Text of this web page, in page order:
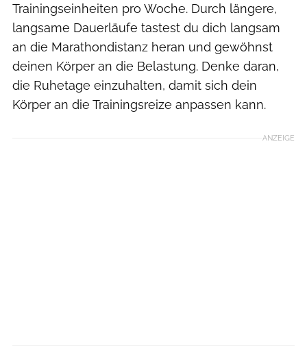
Trainingseinheiten pro Woche. Durch längere,
langsame Dauerläufe tastest du dich langsam
an die Marathondistanz heran und gewöhnst
deinen Körper an die Belastung. Denke daran,
die Ruhetage einzuhalten, damit sich dein
Körper an die Trainingsreize anpassen kann.
ANZEIGE